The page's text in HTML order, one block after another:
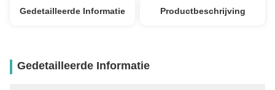
Gedetailleerde Informatie Productbeschrijving
Gedetailleerde Informatie